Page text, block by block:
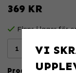
369 KR
Finns i lager för
VI